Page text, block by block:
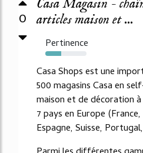
0
Casa Magasin -
articles maison et ...
Pertinence
38%
Casa Shops est une
500 magasins Casa en
maison et de décoration
7 pays en Europe
Espagne, Suisse,